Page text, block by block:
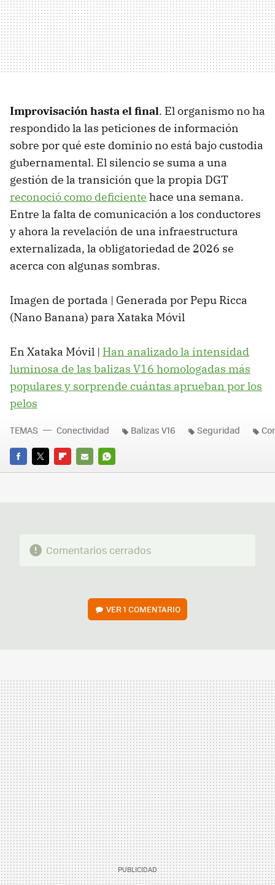
Improvisación hasta el final. El organismo no ha
respondido la las peticiones de información
sobre por qué este dominio no está bajo custodia
gubernamental. El silencio se suma a una
gestión de la transición que la propia DGT
reconoció como deficiente hace una semana.
Entre la falta de comunicación a los conductores
y ahora la revelación de una infraestructura
externalizada, la obligatoriedad de 2026 se
acerca con algunas sombras.
Imagen de portada | Generada por Pepu Ricca
(Nano Banana) para Xataka Móvil
En Xataka Móvil | Han analizado la intensidad
luminosa de las balizas V16 homologadas más
populares y sorprende cuántas aprueban por los
pelos
FACEBOOK
TWITTERFLIPBOARD
E-
WHATSAPP
TEMAS Conectividad Balizas V16 Seguridad
Comentarios cerrados
VER1 COMENTARIO